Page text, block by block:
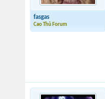
fasgas
Cao Thủ Forum